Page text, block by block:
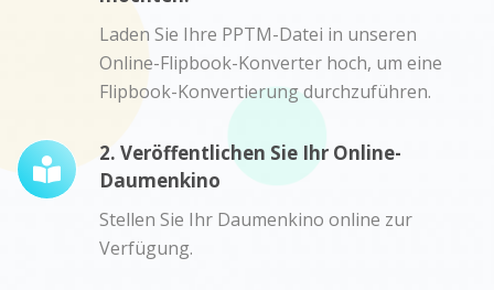
Laden Sie Ihre PPTM-Datei in unseren
Online-Flipbook-Konverter hoch, um eine
Flipbook-Konvertierung durchzuführen.
2. Veröffentlichen Sie Ihr Online-
Daumenkino
Stellen Sie Ihr Daumenkino online zur
Verfügung.